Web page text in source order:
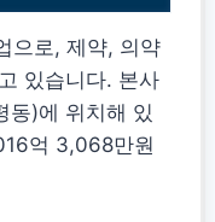
으로, 제약, 의약
있습니다. 본사
동)에 위치해 있
억 3,068만원